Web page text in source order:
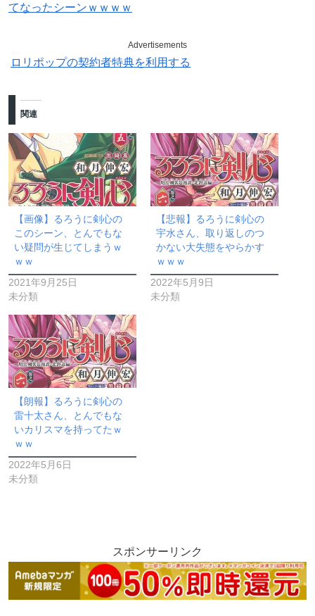
てなったシーンｗｗｗｗ
Advertisements
ロリポップの契約者特典を利用する
関連
【画像】るろうに剣心の
このシーン、とんでもな
い疑問が生じてしまうｗ
ｗｗ
2021年9月25日
未分類
【悲報】るろうに剣心の
宇水さん、取り返しのつ
かない大失態をやらかす
ｗｗｗ
2022年5月9日
未分類
【朗報】るろうに剣心の
雷十太さん、とんでもな
いカリスマを持ってたｗ
ｗｗ
2022年5月6日
未分類
スポンサーリンク